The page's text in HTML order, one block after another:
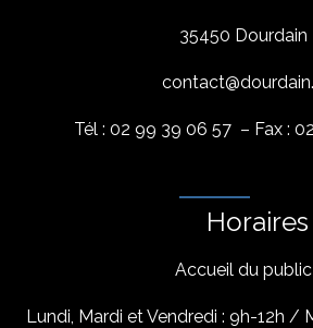
35450 Dourdain
Tél : 02 99 39 06 57 – Fax :
Horaires
Accueil du public
Lundi, Mardi et Vendredi : 9h-12h /